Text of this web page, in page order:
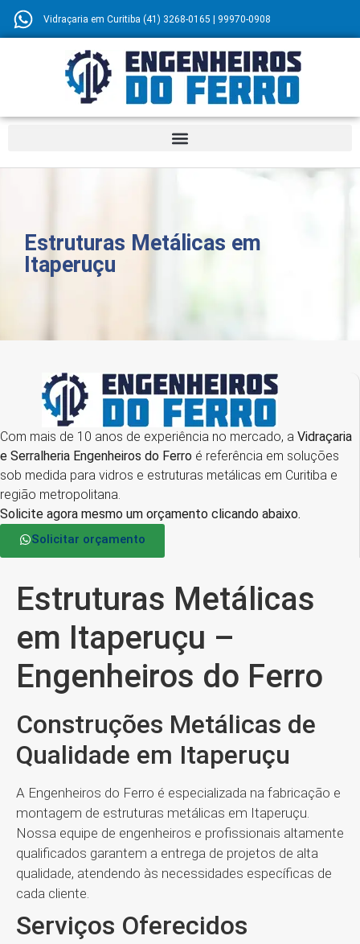
Vidraçaria em Curitiba (41) 3268-0165 | 99970-0908
Estruturas Metálicas em
Itaperuçu
Com mais de 10 anos de experiência no mercado, a Vidraçaria
e Serralheria Engenheiros do Ferro é referência em soluções
sob medida para vidros e estruturas metálicas em Curitiba e
região metropolitana.
Solicite agora mesmo um orçamento clicando abaixo.
Solicitar orçamento
Estruturas Metálicas
em Itaperuçu –
Engenheiros do Ferro
Construções Metálicas de
Qualidade em Itaperuçu
A Engenheiros do Ferro é especializada na fabricação e
montagem de estruturas metálicas em Itaperuçu.
Nossa equipe de engenheiros e profissionais altamente
qualificados garantem a entrega de projetos de alta
qualidade, atendendo às necessidades específicas de
cada cliente.
Serviços Oferecidos